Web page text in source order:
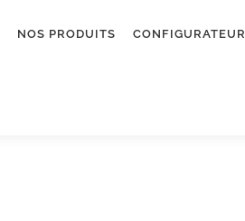
NOS PRODUITS CONFIGURATEUR